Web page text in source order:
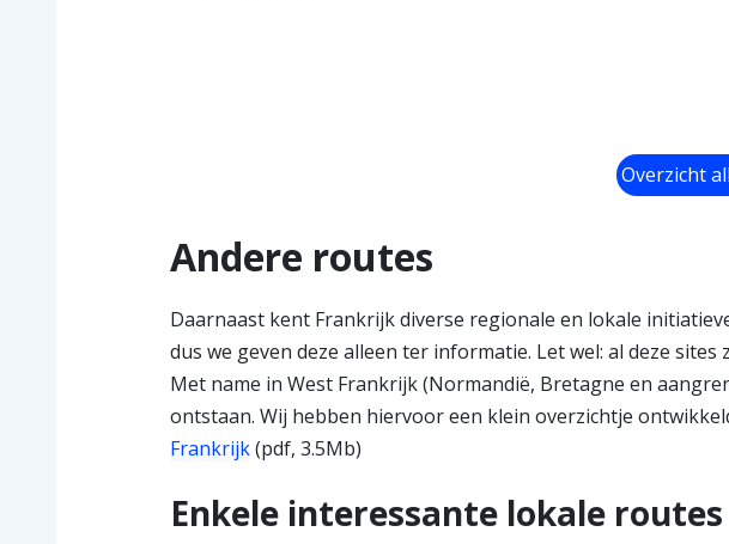
Overzicht
Andere routes
Daarnaast kent Frankrijk diverse regionale en lokale
dus we geven deze alleen ter informatie. Let wel: al deze sites
Met name in West Frankrijk (Normandië, Bretagne en
ontstaan. Wij hebben hiervoor een klein overzichtje
Frankrijk(pdf, 3.5Mb)
Enkele interessante lokale routes